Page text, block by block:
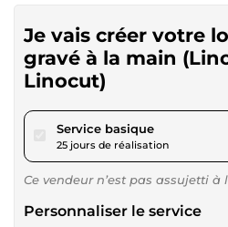
Je vais créer votre
gravé à la main
Linocut)
Service basiquepour 675,99
25 jours de réalisation
Ce vendeur n’est pas assujetti à
Personnaliser le service